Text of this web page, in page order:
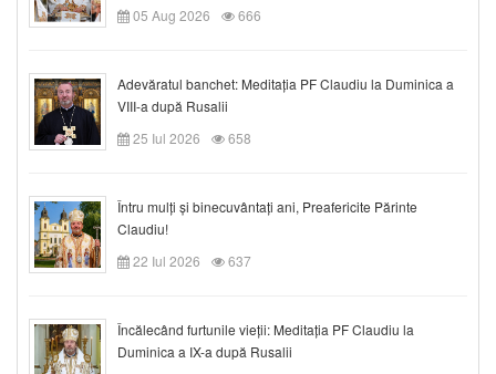
05 Aug 2026 666
Adevăratul banchet: Meditația PF Claudiu la Duminica a
VIII-a după Rusalii
25 Iul 2026
658
Întru mulți și binecuvântați ani, Preafericite Părinte
Claudiu!
22 Iul 2026
637
Încălecând furtunile vieții: Meditația PF Claudiu la
Duminica a IX-a după Rusalii